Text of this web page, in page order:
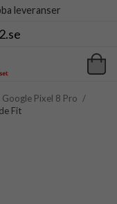
leveranser
Google Pixel 8 Pro /
Fit